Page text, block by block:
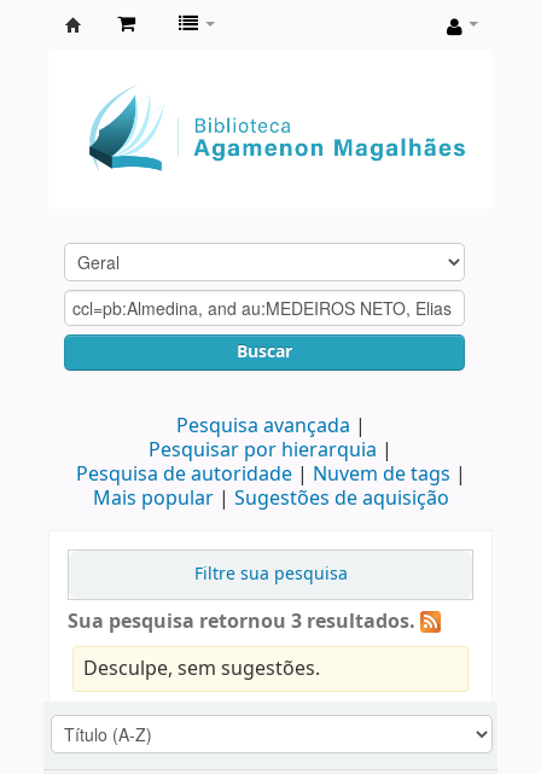
Agamenon
Magalhães
Buscar
Pesquisa avançada
Pesquisar por hierarquia
Pesquisa de autoridade
Nuvem de tags
Mais popular
Sugestões de aquisição
Filtre sua pesquisa
Sua pesquisa retornou 3 resultados.
Desculpe, sem sugestões.